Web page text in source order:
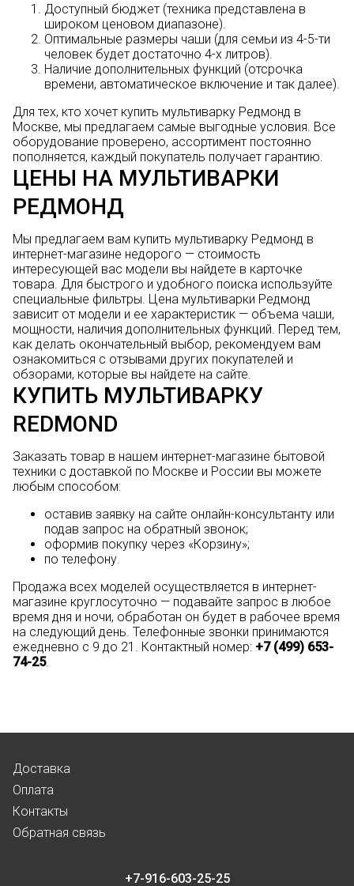
Доступный бюджет (техника представлена в
широком ценовом диапазоне).
Оптимальные размеры чаши (для семьи из 4-5-ти
человек будет достаточно 4-х литров).
Наличие дополнительных функций (отсрочка
времени, автоматическое включение и так далее).
Для тех, кто хочет купить мультиварку Редмонд в
Москве, мы предлагаем самые выгодные условия. Все
оборудование проверено, ассортимент постоянно
пополняется, каждый покупатель получает гарантию.
ЦЕНЫ НА МУЛЬТИВАРКИ
РЕДМОНД
Мы предлагаем вам купить мультиварку Редмонд в
интернет-магазине недорого — стоимость
интересующей вас модели вы найдете в карточке
товара. Для быстрого и удобного поиска используйте
специальные фильтры. Цена мультиварки Редмонд
зависит от модели и ее характеристик — объема чаши,
мощности, наличия дополнительных функций. Перед тем,
как делать окончательный выбор, рекомендуем вам
ознакомиться с отзывами других покупателей и
обзорами, которые вы найдете на сайте.
КУПИТЬ МУЛЬТИВАРКУ
REDMOND
Заказать товар в нашем интернет-магазине бытовой
техники с доставкой по Москве и России вы можете
любым способом:
оставив заявку на сайте онлайн-консультанту или
подав запрос на обратный звонок;
оформив покупку через «Корзину»;
по телефону.
Продажа всех моделей осуществляется в интернет-
магазине круглосуточно — подавайте запрос в любое
время дня и ночи, обработан он будет в рабочее время
на следующий день. Телефонные звонки принимаются
ежедневно с 9 до 21. Контактный номер: +7 (499) 653-
74-25.
Доставка
Оплата
Контакты
Обратная связь
+7-916-603-25-25